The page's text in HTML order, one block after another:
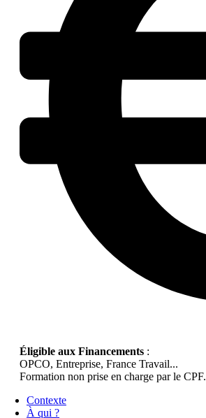
Éligible aux Financements :
OPCO, Entreprise, France Travail...
Formation non prise en charge par le CPF.
Contexte
À qui ?